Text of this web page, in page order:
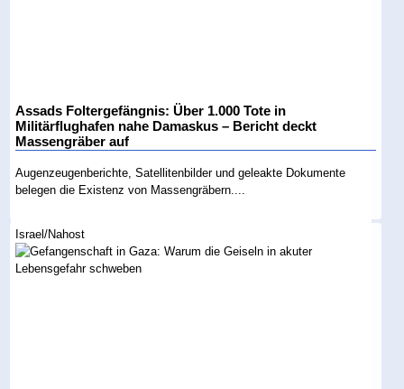
Assads Foltergefängnis: Über 1.000 Tote in
Militärflughafen nahe Damaskus – Bericht deckt
Massengräber auf
Augenzeugenberichte, Satellitenbilder und geleakte Dokumente
belegen die Existenz von Massengräbern....
Israel/Nahost